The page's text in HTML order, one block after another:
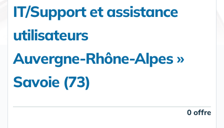
IT/Support et assistance
utilisateurs
Auvergne-Rhône-Alpes »
Savoie (73)
0 offre